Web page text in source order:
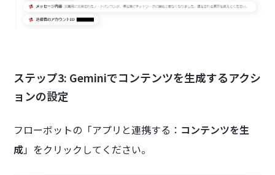
ステップ3: Geminiでコンテンツを生成するアクシ
ョンの設定
フローボットの「アプリと連携する： コンテンツを生
成」をクリックしてください。